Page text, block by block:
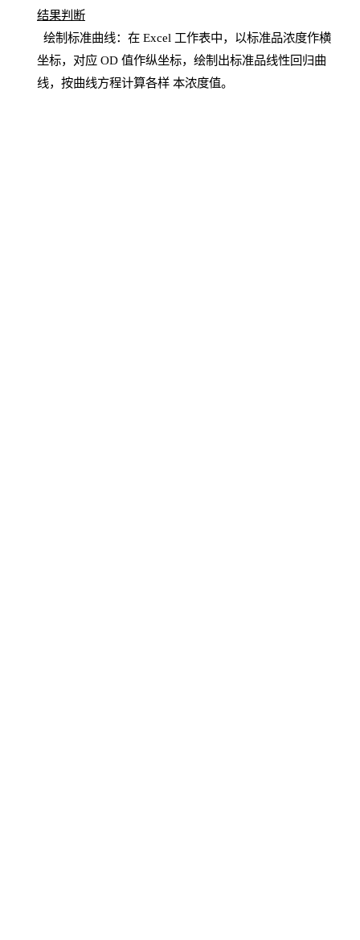
结果判断
绘制标准曲线：在 Excel 工作表中，以标准品浓度作横
坐标，对应OD 值作纵坐标，绘制出标准品线性回归曲
线，按曲线方程计算各样 本浓度值。